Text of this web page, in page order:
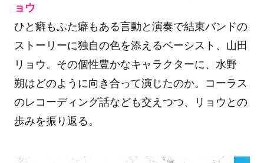
ョウ
ひと癖もふた癖もある言動と演奏で結束バンドの
ストーリーに独自の色を添えるベーシスト、山田
リョウ。その個性豊かなキャラクターに、水野
朔はどのように向き合って演じたのか。コーラス
のレコーディング話なども交えつつ、リョウとの
歩みを振り返る。